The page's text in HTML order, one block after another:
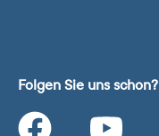
Folgen Sie uns schon?